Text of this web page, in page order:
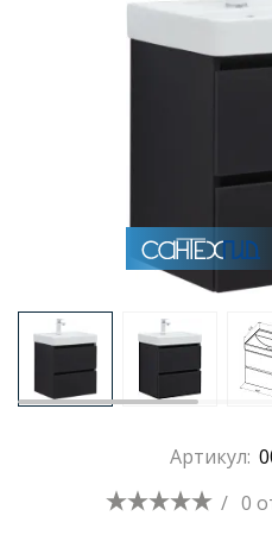
Раковины
Аксессуары для
Зеркала
Душевые поддоны
Душевые уголки и
Артикул:
/ 0